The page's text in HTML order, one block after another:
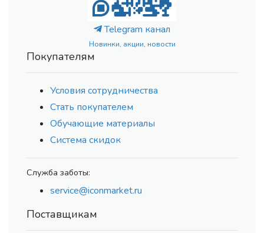
Telegram канал
Новинки, акции, новости
Покупателям
Условия сотрудничества
Стать покупателем
Обучающие материалы
Система скидок
Служба заботы:
service@iconmarket.ru
Поставщикам